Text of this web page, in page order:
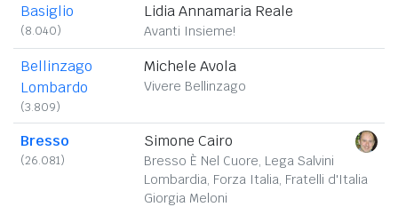
Basiglio
(8.040)
Lidia Annamaria Reale
Avanti Insieme!
Bellinzago
Lombardo
(3.809)
Michele Avola
Vivere Bellinzago
Bresso
(26.081)
Simone Cairo
Bresso È Nel Cuore, Lega Salvini
Lombardia, Forza Italia, Fratelli d'Italia
Giorgia Meloni